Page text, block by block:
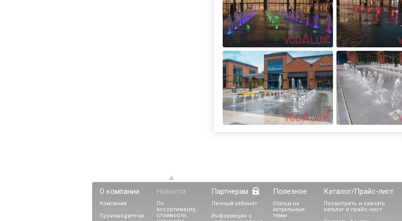
О компании
Компания
Производители
Новости
По
ассортименту,
стоимости,
Партнерам
Личный кабинет
Информация о
Полезное
Статьи на
актуальные
темы
Каталог/Прайс-лист
Посмотреть и скачать
каталог и прайс-лист